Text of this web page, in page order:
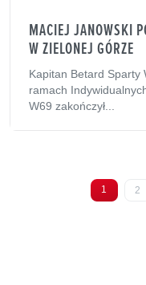
MACIEJ JANOWSKI
W ZIELONEJ GÓRZE
Kapitan Betard Sparty
ramach
W69 zakończył...
1
2